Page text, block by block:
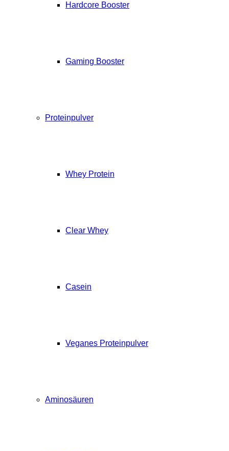
Hardcore Booster
Gaming Booster
Proteinpulver
Whey Protein
Clear Whey
Casein
Veganes Proteinpulver
Aminosäuren